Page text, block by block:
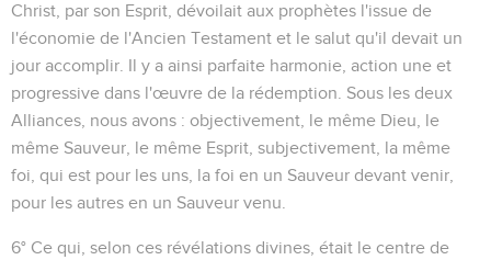
Christ, par son Esprit, dévoilait aux prophètes l'issue de
l'économie de l'Ancien Testament et le salut qu'il devait un
jour accomplir. Il y a ainsi parfaite harmonie, action une et
progressive dans l'œuvre de la rédemption. Sous les deux
Alliances, nous avons : objectivement, le même Dieu, le
même Sauveur, le même Esprit, subjectivement, la même
foi, qui est pour les uns, la foi en un Sauveur devant venir,
pour les autres en un Sauveur venu.
6° Ce qui, selon ces révélations divines, était le centre de